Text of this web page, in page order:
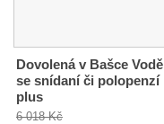
Dovolená v Bašce Vodě
se snídaní či polopenzí
plus
6 018 Kč